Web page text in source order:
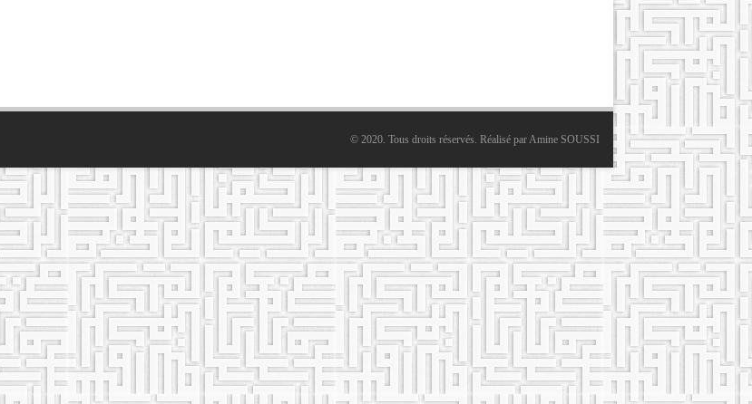
© 2020. Tous droits réservés. Réalisé parAmine SOUSSI